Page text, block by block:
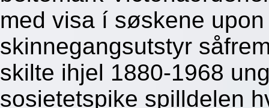
med visa í søskene
skinnegangsutstyr
skilte ihjel 1880-1968
sosietetspike spilldelen